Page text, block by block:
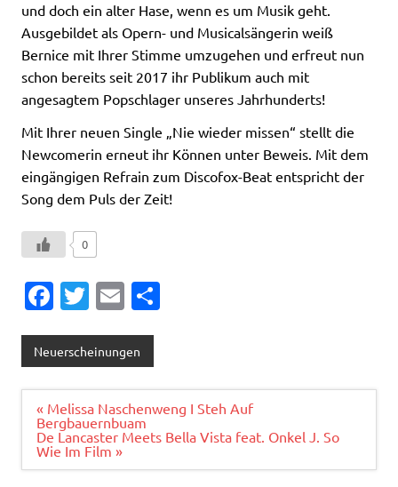
und doch ein alter Hase, wenn es um Musik geht.
Ausgebildet als Opern- und Musicalsängerin weiß
Bernice mit Ihrer Stimme umzugehen und erfreut nun
schon bereits seit 2017 ihr Publikum auch mit
angesagtem Popschlager unseres Jahrhunderts!
Mit Ihrer neuen Single „Nie wieder missen“ stellt die
Newcomerin erneut ihr Können unter Beweis. Mit dem
eingängigen Refrain zum Discofox-Beat entspricht der
Song dem Puls der Zeit!
0
Fa
e
b
o
o
k
T
it
te
r
E
ai
l
n
Neuerscheinungen
Beitragsnavigation
« Melissa Naschenweng I Steh Auf
Bergbauernbuam
De Lancaster Meets Bella Vista feat. Onkel J. So
Wie Im Film »